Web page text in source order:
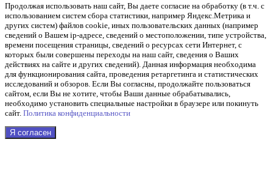
Продолжая использовать наш cайт, Вы даете согласие на обработку (в т.ч. с
использованием систем сбора статистики, например Яндекс.Метрика и
других систем) файлов cookie, иных пользовательских данных (например
сведений о Вашем ip-адресе, сведений о местоположении, типе устройства,
времени посещения страницы, сведений о ресурсах сети Интернет, с
которых были совершены переходы на наш сайт, сведения о Ваших
действиях на сайте и других сведений). Данная информация необходима
для функционирования сайта, проведения ретаргетинга и статистических
исследований и обзоров. Если Вы согласны, продолжайте пользоваться
сайтом, если Вы не хотите, чтобы Ваши данные обрабатывались,
необходимо установить специальные настройки в браузере или покинуть
сайт. Политика конфиденциальности
Я согласен